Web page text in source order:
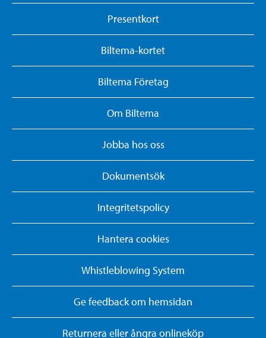
Presentkort
Biltema-kortet
Biltema Företag
Om Biltema
Jobba hos oss
Dokumentsök
Integritetspolicy
Hantera cookies
Whistleblowing System
Ge feedback om hemsidan
Returnera eller ångra onlineköp